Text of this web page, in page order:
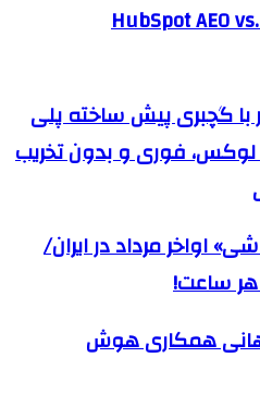
HubSpot AEO
با گچبری پیش ساخته پلی
لوکس، فوری و بدون تخریب
اواخر مرداد در ایران/
همکاری هوش